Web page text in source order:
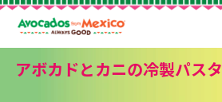
アボカドとカニの冷製パスタ